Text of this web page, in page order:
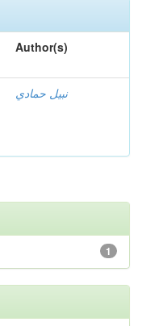
Author(s)
نبيل حمادي
1